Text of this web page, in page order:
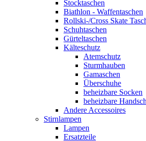
Stocktaschen
Biathlon - Waffentaschen
Rollski-/Cross Skate
Schuhtaschen
Gürteltaschen
Kälteschutz
Atemschutz
Sturmhauben
Gamaschen
Überschuhe
beheizbare Socken
beheizbare
Andere Accessoires
Stirnlampen
Lampen
Ersatzteile